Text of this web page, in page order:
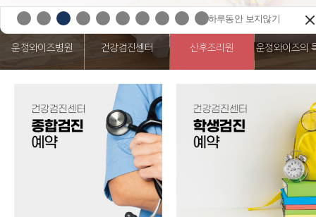
하루동안 보지 않기 닫기
하루동안 보지 않기 닫기
운정와이즈병원 건강검진센터 산후조리원 운정와이즈의
하루동안 보지않기